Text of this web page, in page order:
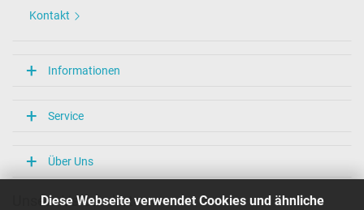
Diese Webseite verwendet Cookies und ähnliche
Kontakt
Informationen
Service
Über Uns
Unsere Versandarten